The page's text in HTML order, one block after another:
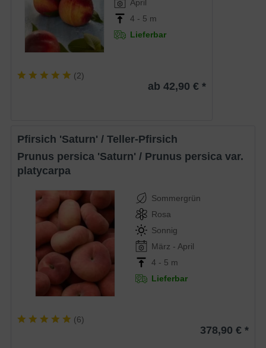
April
4 - 5 m
Lieferbar
(2)
ab 42,90 € *
Pfirsich 'Saturn' / Teller-Pfirsich
Prunus persica 'Saturn' / Prunus persica var.
platycarpa
Sommergrün
Rosa
Sonnig
März - April
4 - 5 m
Lieferbar
(6)
378,90 € *